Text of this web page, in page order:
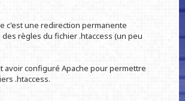
c'est une redirection permanente
des règles du fichier .htaccess (un peu
avoir configuré Apache pour permettre
.htaccess.